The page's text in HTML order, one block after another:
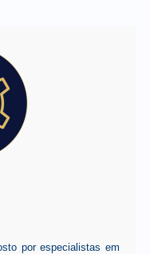
por especialistas em